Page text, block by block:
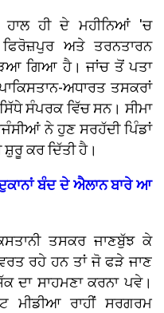
ਹੀ ਦੇ ਮਹੀਨਿਆਂ 'ਚ
ਫਿਰੋਜ਼ਪੁਰ ਅਤੇ ਤਰਨਤਾਰਨ
ਗਿਆ ਹੈ। ਜਾਂਚ ਤੋਂ ਪਤਾ
ਅਧਾਰਤ ਤਸਕਰਾਂ
ਸੰਪਰਕ ਵਿੱਚ ਸਨ। ਸੀਮਾ
ਨੇ ਹੁਣ ਸਰਹੱਦੀ ਪਿੰਡਾਂ
ਸ਼ੁਰੂ ਕਰ ਦਿੱਤੀ ਹੈ।
ਬੰਦ ਦੇ ਐਲਾਨ ਬਾਰੇ ਆ
ਤਸਕਰ ਜਾਣਬੁੱਝ ਕੇ
ਰਹੇ ਹਨ ਤਾਂ ਜੋ ਫੜੇ ਜਾਣ
ਸਾਹਮਣਾ ਕਰਨਾ ਪਵੇ।
ਰਾਹੀਂ ਸਰਗਰਮ